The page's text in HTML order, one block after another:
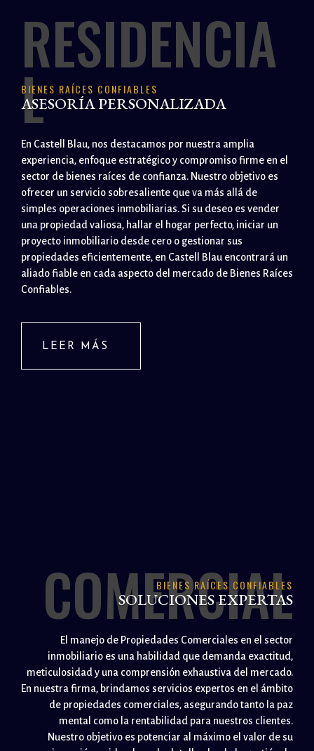
RESIDENCIA
L
BIENES RAÍCES CONFIABLES
ASESORÍA PERSONALIZADA
En Castell Blau, nos destacamos por nuestra amplia
experiencia, enfoque estratégico y compromiso firme en el
sector de bienes raíces de confianza. Nuestro objetivo es
ofrecer un servicio sobresaliente que va más allá de
simples operaciones inmobiliarias. Si su deseo es vender
una propiedad valiosa, hallar el hogar perfecto, iniciar un
proyecto inmobiliario desde cero o gestionar sus
propiedades eficientemente, en Castell Blau encontrará un
aliado fiable en cada aspecto del mercado de Bienes Raíces
Confiables.
LEER MÁS
COMERCIAL
BIENES RAÍCES CONFIABLES
SOLUCIONES EXPERTAS
El manejo de Propiedades Comerciales en el sector
inmobiliario es una habilidad que demanda exactitud,
meticulosidad y una comprensión exhaustiva del mercado.
En nuestra firma, brindamos servicios expertos en el ámbito
de propiedades comerciales, asegurando tanto la paz
mental como la rentabilidad para nuestros clientes.
Nuestro objetivo es potenciar al máximo el valor de su